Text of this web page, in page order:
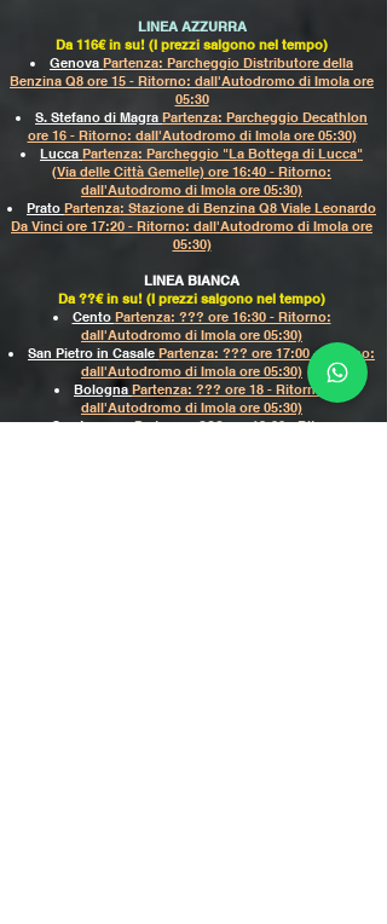
LINEA AZZURRA
Da 116€ in su! (I prezzi salgono nel tempo)
Genova Partenza: Parcheggio Distributore della
Benzina Q8 ore 15 - Ritorno: dall'Autodromo di Imola ore
05:30
S. Stefano di Magra Partenza: Parcheggio Decathlon
ore 16 - Ritorno: dall'Autodromo di Imola ore 05:30)
Lucca Partenza: Parcheggio "La Bottega di Lucca"
(Via delle Città Gemelle) ore 16:40 - Ritorno:
dall'Autodromo di Imola ore 05:30)
Prato Partenza: Stazione di Benzina Q8 Viale Leonardo
Da Vinci ore 17:20 - Ritorno: dall'Autodromo di Imola ore
05:30)
LINEA BIANCA
Da ??€ in su! (I prezzi salgono nel tempo)
Cento Partenza: ??? ore 16:30 - Ritorno:
dall'Autodromo di Imola ore 05:30)
San Pietro in Casale Partenza: ??? ore 17:00 - Ritorno:
dall'Autodromo di Imola ore 05:30)
Bologna Partenza: ??? ore 18 - Ritorno:
dall'Autodromo di Imola ore 05:30)
San LazzaroPartenza: ??? ore 18:30 - Ritorno: